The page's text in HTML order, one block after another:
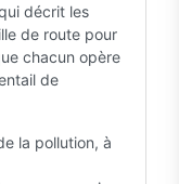
décrit les
de route pour
chacun opère
de
la pollution, à